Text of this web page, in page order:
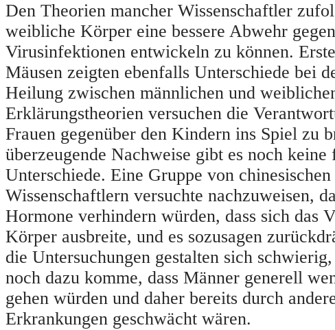
Den Theorien mancher Wissenschaftler
weibliche Körper eine bessere Abwehr gegen
Virusinfektionen entwickeln zu können.
Mäusen zeigten ebenfalls Unterschiede bei
Heilung zwischen männlichen und
Erklärungstheorien versuchen die
Frauen gegenüber den Kindern ins Spiel zu
überzeugende Nachweise gibt es noch keine
Unterschiede. Eine Gruppe von chinesischen
Wissenschaftlern versuchte nachzuweisen,
Hormone verhindern würden, dass sich das
Körper ausbreite, und es sozusagen
die Untersuchungen gestalten sich
noch dazu komme, dass Männer generell
gehen würden und daher bereits durch
Erkrankungen geschwächt wären.